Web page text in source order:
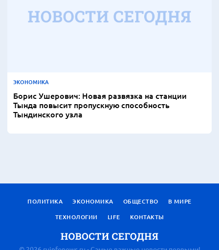
ЭКОНОМИКА
Борис Ушерович: Новая развязка на станции
Тында повысит пропускную способность
Тындинского узла
ПОЛИТИКА ЭКОНОМИКА ОБЩЕСТВО
В МИРЕ
ТЕХНОЛОГИИ
LIFE КОНТАКТЫ